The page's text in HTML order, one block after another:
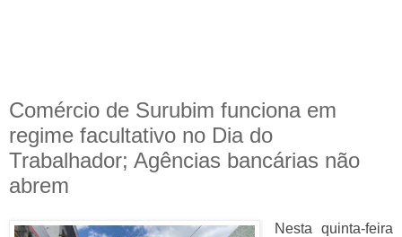
Comércio de Surubim funciona em
regime facultativo no Dia do
Trabalhador; Agências bancárias não
abrem
Nesta quinta-feira